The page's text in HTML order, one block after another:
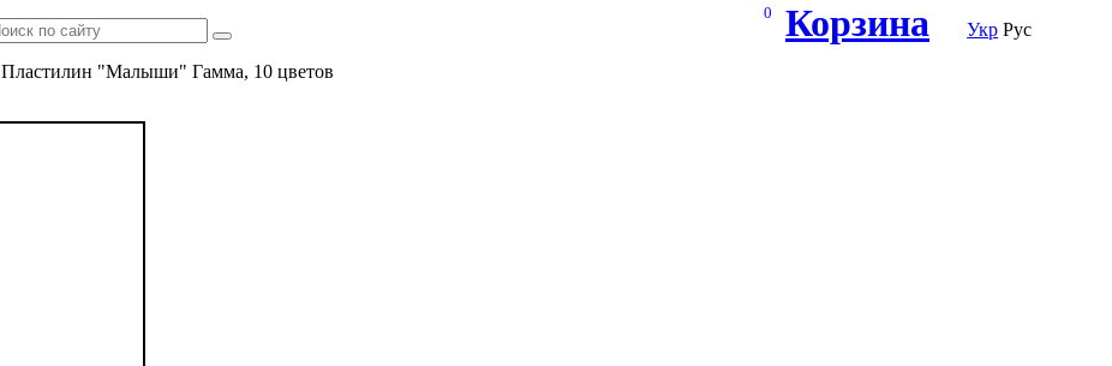
Корзина
0
Укр Рус
Пластилин "Малыши" Гамма, 10 цветов